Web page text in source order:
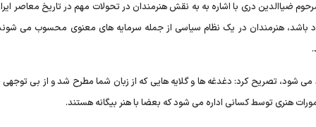
ضیاالدین دری با اشاره به به نقش هنرمندان در تحولات مهم در تاریخ معاصر
هنرمندان در یک نظام سیاسی از جمله سرمایه های معنوی محسوب می
شود، تصریح کرد: دغدغه ها و گلایه هایی که از زبان شما مطرح شد و از بی توجهی
هنری توسط کسانی اداره می شود که بعضا با هنر بیگانه هستند.